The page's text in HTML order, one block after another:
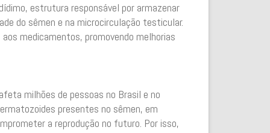
estrutura responsável por armazenar
do sêmen e na microcirculação testicular.
medicamentos, promovendo melhorias
milhões de pessoas no Brasil e no
presentes no sêmen, em
a reprodução no futuro. Por isso,